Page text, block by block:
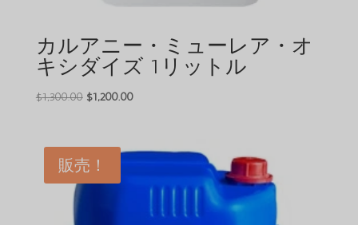
カルアニー・ミューレア・オ
キシダイズ 1リットル
$1,300.00 元
格
は
$1,300.00
$1,200.00現
価
販売！